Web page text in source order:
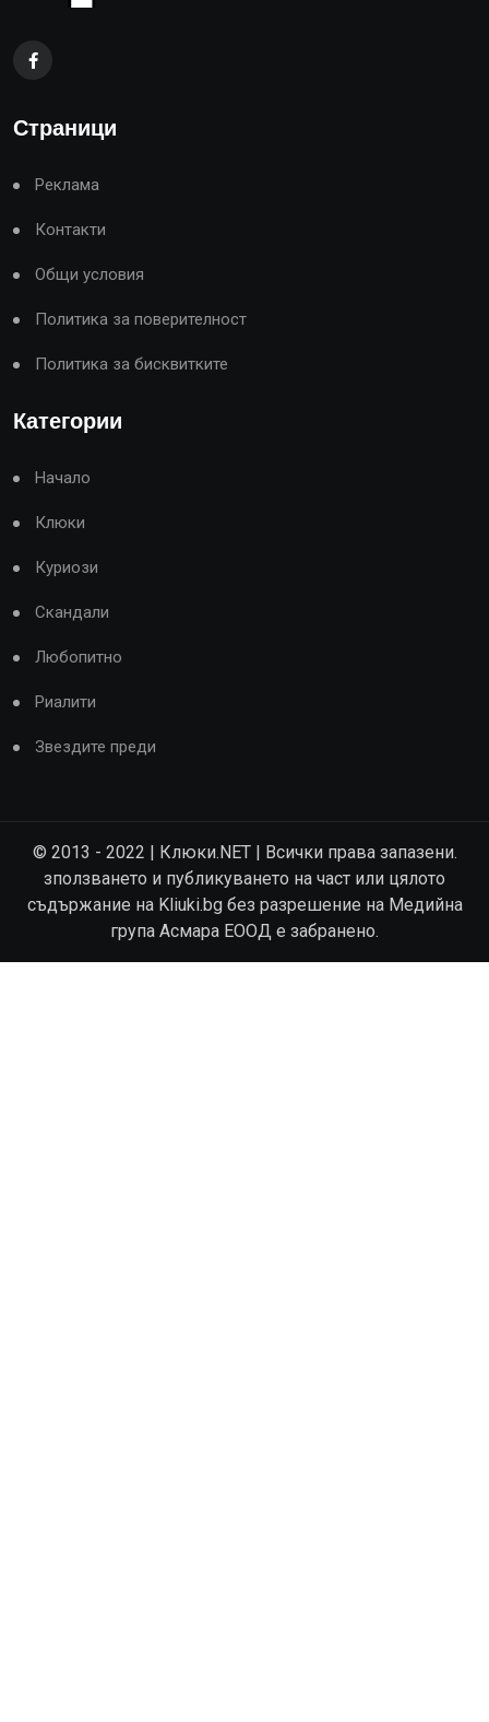
Страници
Реклама
Контакти
Общи условия
Политика за поверителност
Политика за бисквитките
Категории
Начало
Клюки
Куриози
Скандали
Любопитно
Риалити
Звездите преди
© 2013 - 2022 | Клюки.NET | Всички права запазени.
зползването и публикуването на част или цялото
съдържание на Kliuki.bg без разрешение на Медийна
група Асмара ЕООД е забранено.